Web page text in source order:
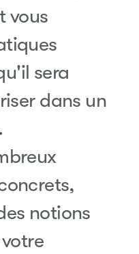
vous
sera
dans un
notions